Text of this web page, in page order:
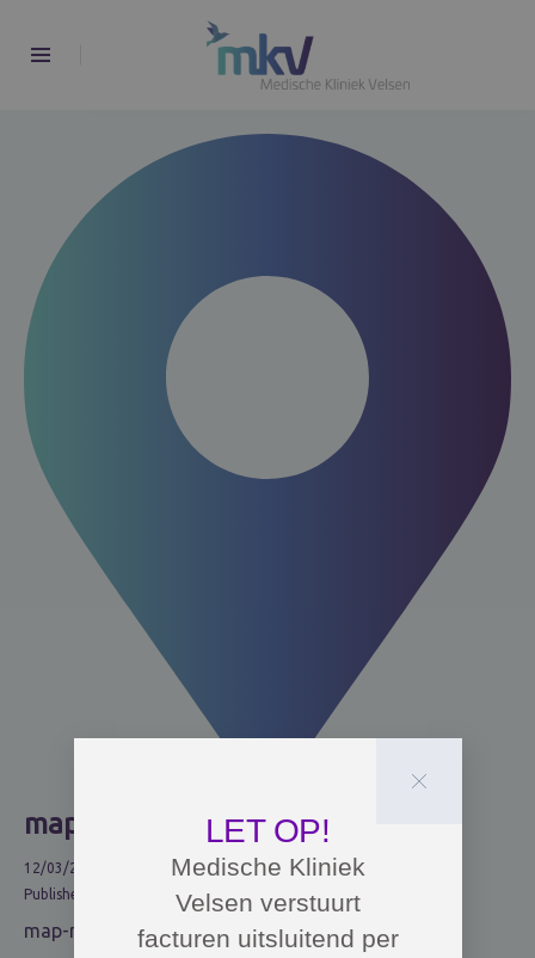
map-marker-alt
12/03/2023
Published in
map-marker-alt
LET OP!
Medische Kliniek
Velsen verstuurt
facturen uitsluitend per